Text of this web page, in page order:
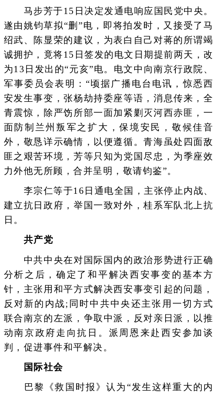
马步芳于15日决定发通电响应国民党中央。
遂由姚钧草拟“删”电，即将拍发时，又接受了马
绍武、陈显荣的建议，为表白自己对蒋的所谓竭
诚拥护，竟将15日签发的电文日期提前两天，改
为13日发出的“元亥”电。电文中向南京行政院、
军事委员会表明：“顷据广播电台电讯，惊悉西
安发生事变，张杨劫持委座等语，消息传来，全
青震惊，除严饬所部一面加紧剿灭河西赤匪，一
面防制兰州叛军之扩大，保境安民，敬候佳音
外，敬恳详示确情，以便遵循。青海虽处四面敌
匪之艰苦环境，芳等只知为党国尽忠，为季座效
力外他无所顾，合并呈明，敬请钧鉴”。
李宗仁等于16日通电全国，主张停止内战、
建立抗日政府，举国一致对外，桂系军队北上抗
日。
共产党
中共中央在对国际国内的政治形势进行正确
分析之后，确定了和平解决西安事变的基本方
针，主张用和平方式解决西安事变引起的问题，
反对新的内战;同时中共中央还主张用一切方式
联合南京的左派，争取中派，反对亲日派，以推
动南京政府走向抗日。派周恩来赴西安参加谈
判，促进事件和平解决。
国际社会
巴黎《救国时报》认为“发生这样重大的内